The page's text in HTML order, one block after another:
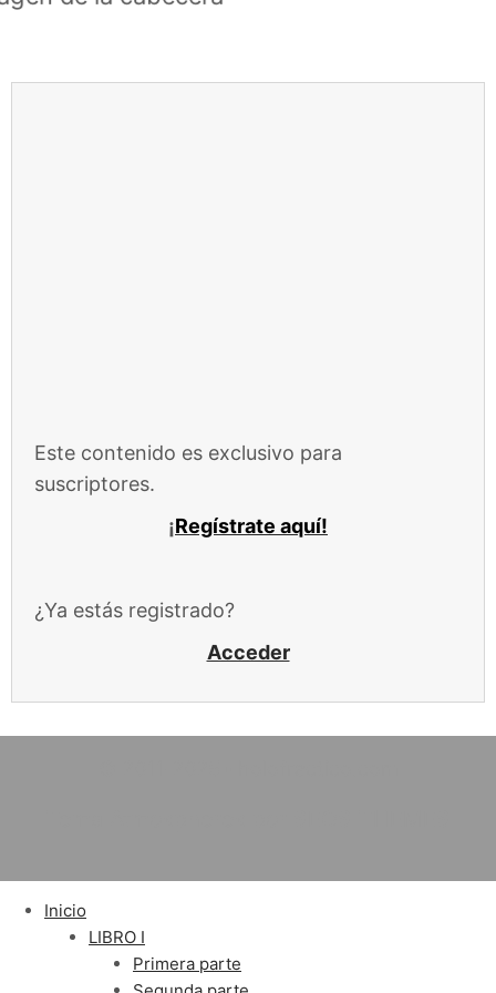
Saltar
Este contenido es exclusivo para
suscriptores.
¡Regístrate aquí!
¿Ya estás registrado?
Acceder
Inicio
LIBRO I
Primera parte